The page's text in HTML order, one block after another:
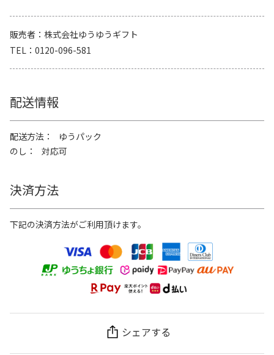
販売者
株式会社ゆうゆうギフト
TEL
0120-096-581
配送情報
配送方法
ゆうパック
のし
対応可
決済方法
下記の決済方法がご利用頂けます。
シェアする